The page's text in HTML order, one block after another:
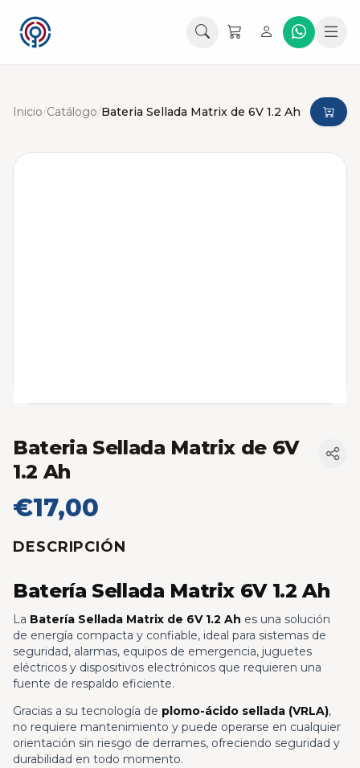
Inicio/Catálogo/Bateria Sellada Matrix de 6V 1.2 Ah
Bateria Sellada Matrix de 6V
1.2 Ah
€17,00
DESCRIPCIÓN
Batería Sellada Matrix 6V 1.2 Ah
La Batería Sellada Matrix de 6V 1.2 Ah es una solución
de energía compacta y confiable, ideal para sistemas de
seguridad, alarmas, equipos de emergencia, juguetes
eléctricos y dispositivos electrónicos que requieren una
fuente de respaldo eficiente.
Gracias a su tecnología de plomo-ácido sellada (VRLA),
no requiere mantenimiento y puede operarse en cualquier
orientación sin riesgo de derrames, ofreciendo seguridad y
durabilidad en todo momento.